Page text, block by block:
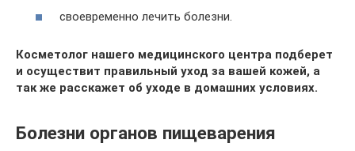
своевременно лечить болезни.
Косметолог нашего медицинского центра подберет
и осуществит правильный уход за вашей кожей, а
так же расскажет об уходе в домашних условиях.
Болезни органов пищеварения